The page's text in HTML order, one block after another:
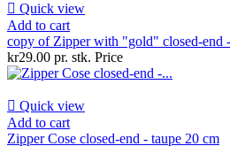
 Quick view
Add to cart
copy of Zipper with "gold" closed-end
kr29.00 pr. stk. Price
 Quick view
Add to cart
Zipper Cose closed-end - taupe 20 cm